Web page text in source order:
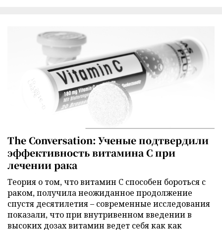
The Conversation: Ученые подтвердили
эффективность витамина C при
лечении рака
Теория о том, что витамин C способен бороться с
раком, получила неожиданное продолжение
спустя десятилетия – современные исследования
показали, что при внутривенном введении в
высоких дозах витамин ведет себя как как